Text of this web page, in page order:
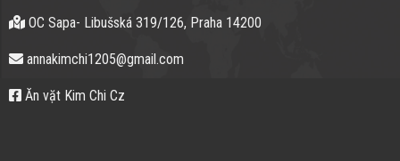
OC Sapa- Libušská 319/126, Praha 14200
annakimchi1205@gmail.com
Ăn vặt Kim Chi Cz